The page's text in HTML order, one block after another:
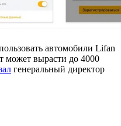
автомобили Lifan
может вырасти до 4000
генеральный директор